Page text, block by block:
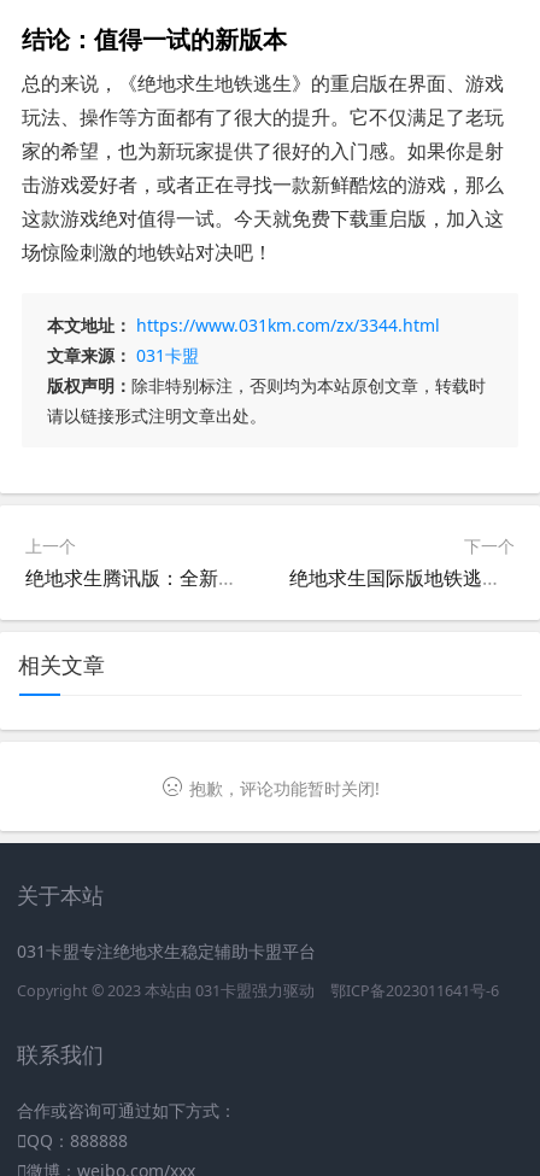
结论：值得一试的新版本
总的来说，《绝地求生地铁逃生》的重启版在界面、游戏
玩法、操作等方面都有了很大的提升。它不仅满足了老玩
家的希望，也为新玩家提供了很好的入门感。如果你是射
击游戏爱好者，或者正在寻找一款新鲜酷炫的游戏，那么
这款游戏绝对值得一试。今天就免费下载重启版，加入这
场惊险刺激的地铁站对决吧！
本文地址： https://www.031km.com/zx/3344.html
文章来源： 031卡盟
版权声明： 除非特别标注，否则均为本站原创文章，转载时
请以链接形式注明文章出处。
上一个
绝地求生腾讯版：全新体验等你来战-绝地求生腾讯版游戏评测与玩法指南
下一个
绝地求生国际版地铁逃生2.7玩法攻略-绝地求生地铁逃生2.7最新版本更新内容
相关文章
抱歉，评论功能暂时关闭!
关于本站
031卡盟专注绝地求生稳定辅助卡盟平台
Copyright © 2023 本站由 031卡盟强力驱动 鄂ICP备2023011641号-6
联系我们
合作或咨询可通过如下方式：
QQ：888888
微博：weibo.com/xxx